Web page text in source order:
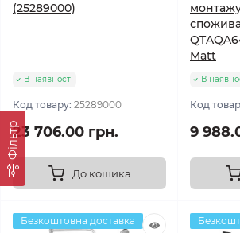
Фільтр
(25289000)
В наявності
Код товару: 25289000
23 706.00 грн.
До кошика
Matt
В
Код
9
Безкоштовна доставка